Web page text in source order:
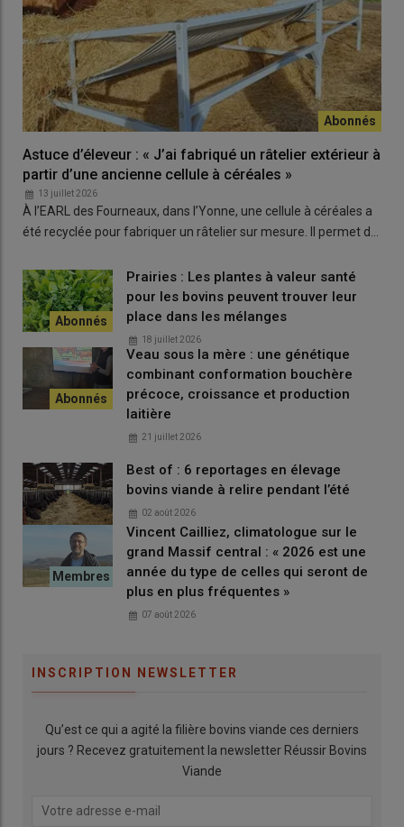
ensuite d’apporter une solution en fonction de son mode
d’élevage.« Ce qui est fait chez l’un n’est donc pas forcément
duplicable chez l’autre. Notre mission en ergonomie consiste à
échanger avec l’éleveur et les personnes qui travaillent avec lui
(ouvriers agricoles, famille…) sur son fonctionnement, ses
besoins réels et à adapter les réponses à ses besoins, son
Prendre du recul sur ces pratiques
« Ces accompagnements ergonomiques permettent, aux
leurs pratiques. Ceci conduit à cibler et à prioriser les difficultés
rencontrées et par conséquent de déterminer des solutions
adaptées. Ces solutions ne sont pas forcément onéreuses car
elles peuvent être trouvées dans de petits investissements, dans
l’organisation du travail et/ou la formation. »
Le saviez-vous ?
Toutes les MSA de France disposent d’un service santé,
sécurité, prévention au travail qui peut être contacté en
cas de construction, de réaménagement, d’organisation
du travail pour proposer des solutions adaptées à
chaque besoin et personne. Ce service est pris en charge
par la MSA pour tous les adhérents.
L’ergonomie
Le principe même de l’ergonomie consiste à
accompagner les travailleurs à l’analyse de leur activité
afin de concevoir des situations de travail futures qui
performance. L’efficience dans le travail, la gestion
Astuce d’éleveur : « J’ai fabriqué un râtelier extérieur à
partir d’une ancienne cellule à céréales »
13 juillet 2026
À l’EARL des Fourneaux, dans l’Yonne, une cellule à céréales a
été recyclée pour fabriquer un râtelier sur mesure. Il permet d…
Prairies : Les plantes à valeur santé
pour les bovins peuvent trouver leur
place dans les mélanges
18 juillet 2026
Veau sous la mère : une génétique
combinant conformation bouchère
précoce, croissance et production
laitière
21 juillet 2026
Best of : 6 reportages en élevage
bovins viande à relire pendant l’été
02 août 2026
Vincent Cailliez, climatologue sur le
grand Massif central : « 2026 est une
année du type de celles qui seront de
plus en plus fréquentes »
07 août 2026
INSCRIPTION NEWSLETTER
Qu’est ce qui a agité la filière bovins viande ces derniers
jours ? Recevez gratuitement la newsletter Réussir Bovins
Viande